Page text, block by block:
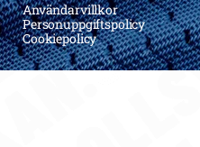
Användarvillkor
Personuppgiftspolicy
Cookiepolicy